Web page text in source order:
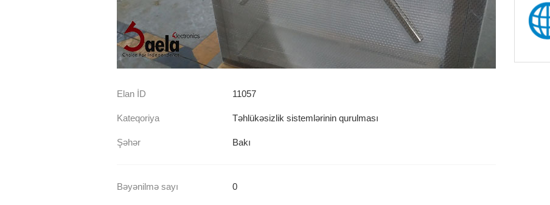
Elan İD 11057
Kateqoriya Təhlükəsizlik sistemlərinin qurulması
Şəhər Bakı
Bəyənilmə sayı 0